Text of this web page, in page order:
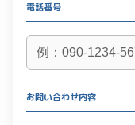
電話番号
お問い合わせ内容